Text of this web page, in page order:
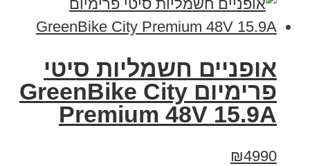
אופניים חשמליות סיטי
פרימיום GreenBike City
Premium 48V 15.9A
₪4990